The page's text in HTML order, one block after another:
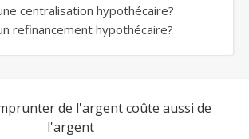
centralisation hypothécaire?
refinancement hypothécaire?